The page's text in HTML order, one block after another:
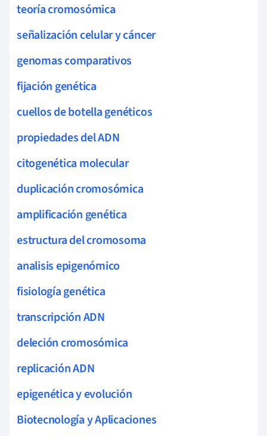
teoría cromosómica
señalización celular y cáncer
genomas comparativos
fijación genética
cuellos de botella genéticos
propiedades del ADN
citogenética molecular
duplicación cromosómica
amplificación genética
estructura del cromosoma
analisis epigenómico
fisiología genética
transcripción ADN
deleción cromosómica
replicación ADN
epigenética y evolución
Biotecnología y Aplicaciones